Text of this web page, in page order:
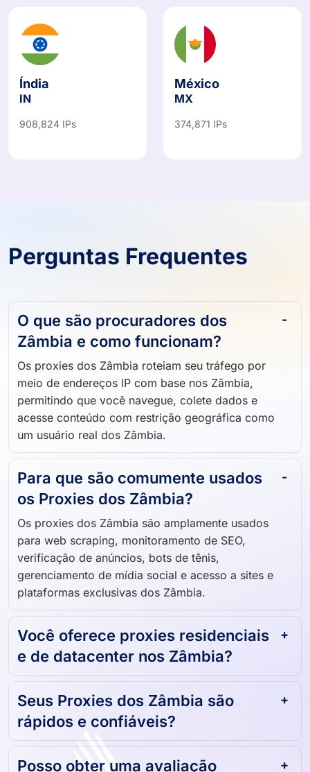
Índia
IN
908,824 IPs
México
MX
374,871 IPs
Perguntas Frequentes
O que são procuradores dos
Zâmbia e como funcionam?
Os proxies dos Zâmbia roteiam seu tráfego por
meio de endereços IP com base nos Zâmbia,
permitindo que você navegue, colete dados e
acesse conteúdo com restrição geográfica como
um usuário real dos Zâmbia.
Para que são comumente usados ​​
os Proxies dos Zâmbia?
Os proxies dos Zâmbia são amplamente usados ​​
para web scraping, monitoramento de SEO,
verificação de anúncios, bots de tênis,
gerenciamento de mídia social e acesso a sites e
plataformas exclusivas dos Zâmbia.
Você oferece proxies residenciais
e de datacenter nos Zâmbia?
Seus Proxies dos Zâmbia são
rápidos e confiáveis?
Posso obter uma avaliação